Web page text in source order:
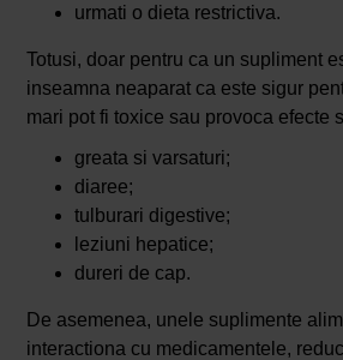
urmati o dieta restrictiva.
Totusi, doar pentru ca un supliment
inseamna neaparat ca este sigur
mari pot fi toxice sau provoca efecte
greata si varsaturi;
diaree;
tulburari digestive;
leziuni hepatice;
dureri de cap.
De asemenea, unele suplimente
interactiona cu medicamentele,